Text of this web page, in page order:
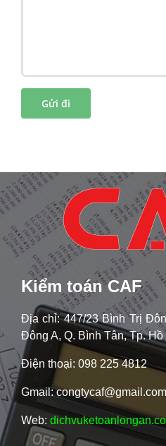
Kiểm toán CAF
Địa chỉ: 447/23 Bình Trị
Đông A, Q. Bình Tân, Tp. Hồ
Điện thoại: 098 225 4812
Gmail: congtycaf@gmail.com
Web: